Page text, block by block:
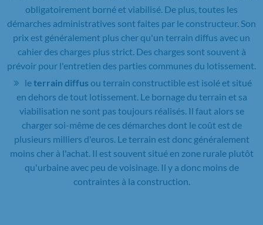
obligatoirement borné et viabilisé. De plus, toutes les
démarches administratives sont faites par le constructeur. Son
prix est généralement plus cher qu'un terrain diffus avec un
cahier des charges plus strict. Des charges sont souvent à
prévoir pour l'entretien des parties communes du lotissement.
leterrain diffusou terrain constructible est isolé et situé
en dehors de tout lotissement. Le bornage du terrain et sa
viabilisation ne sont pas toujours réalisés. Il faut alors se
charger soi-même de ces démarches dont le coût est de
plusieurs milliers d'euros. Le terrain est donc généralement
moins cher à l'achat. Il est souvent situé en zone rurale plutôt
qu'urbaine avec peu de voisinage. Il y a donc moins de
contraintes à la construction.